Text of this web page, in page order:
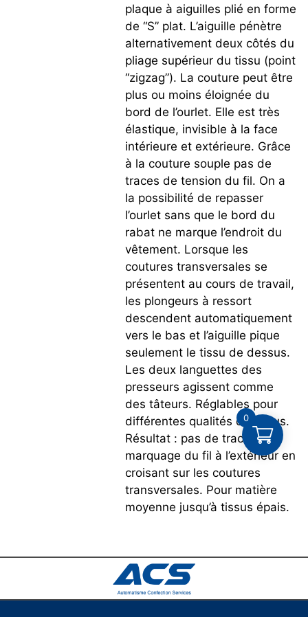
plaque à aiguilles plié en forme
de “S” plat. L’aiguille pénètre
alternativement deux côtés du
pliage supérieur du tissu (point
“zigzag”). La couture peut être
plus ou moins éloignée du
bord de l’ourlet. Elle est très
élastique, invisible à la face
intérieure et extérieure. Grâce
à la couture souple pas de
traces de tension du fil. On a
la possibilité de repasser
l’ourlet sans que le bord du
rabat ne marque l’endroit du
vêtement. Lorsque les
coutures transversales se
présentent au cours de travail,
les plongeurs à ressort
descendent automatiquement
vers le bas et l’aiguille pique
seulement le tissu de dessus.
Les deux languettes des
presseurs agissent comme
des tâteurs. Réglables pour
différentes qualités de tissus.
Résultat : pas de traces de
marquage du fil à l’extérieur en
croisant sur les coutures
transversales. Pour matière
moyenne jusqu’à tissus épais.
0